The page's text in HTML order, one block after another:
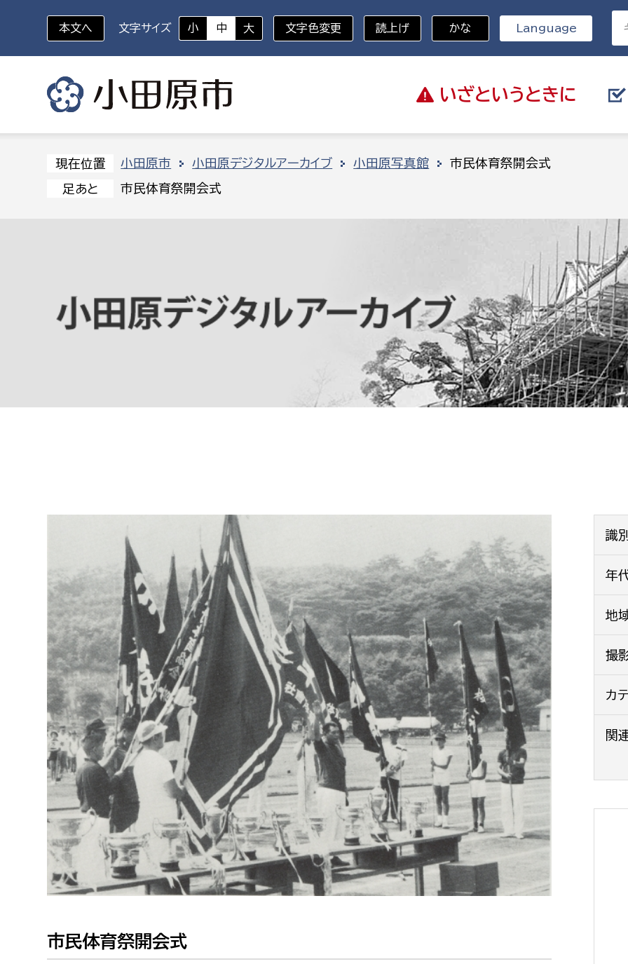
いざと いうときに
いざというときに
防災・ハザードマップ 避難場所
対象者を選択
高校生・大学生など
妊産婦
事業者
労働者
求職者
外国人
ペット
分野を選択
防災・安全
福祉・健康
環境・エネルギー
市民活動・地域づくり
行政経営
観光
消防
病院
市議会
組織から探す
部に属さない室
デジタル推進課
財産管理課
契約検査課
市税総務課
市民税課
資産税課
スポーツ課
小田原城総合管理事務
福祉健康部
福祉政策課
生活援護課
高齢介護課
障がい福祉課
保険課
健康づくり課
子ども若者部
子ども政策課
子ども若者支援課
保育課
経済部
産業政策課
観光課
農政課
水産海浜課
建設部
建設政策課
国県事業推進課
土木管理課
みどり公園課
建築課
会計管理者
出納室
市立総合医療センター
患者サポートセンター
病院管理局：経営管理
病院管理局：施設用度
本文へ 文字サイズ 小 中 大 文字色変更 読上げ かな Language
現在位置 小田原市 小田原デジタルアーカイブ 小田原写真館 市民体育祭開会式
足あと 市民体育祭開会式
市民体育祭開会式
識
年
地
撮
カ
関